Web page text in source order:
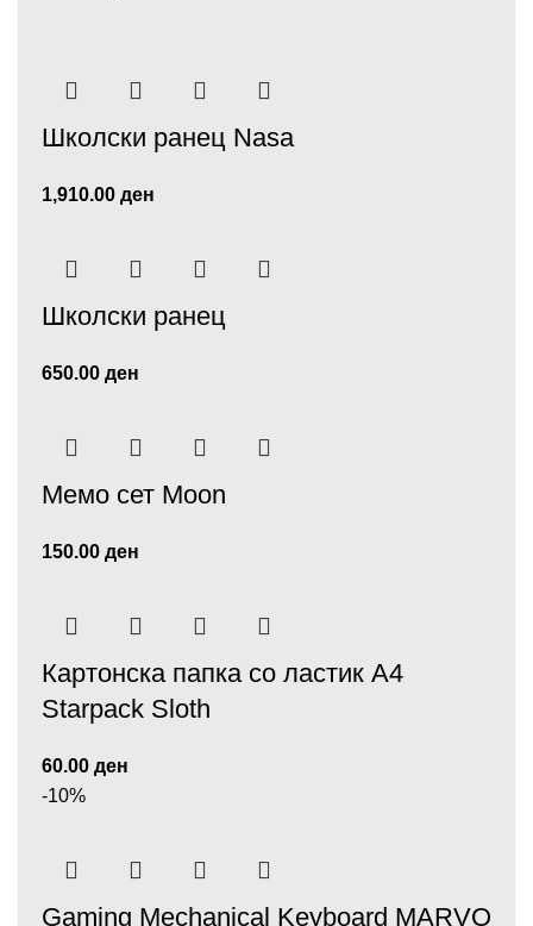
Школски ранец Nasa
1,910.00 ден
Школски ранец
650.00 ден
Мемо сет Moon
150.00 ден
Картонска папка со ластик A4
Starpack Sloth
60.00 ден
-10%
Gaming Mechanical Keyboard MARVO